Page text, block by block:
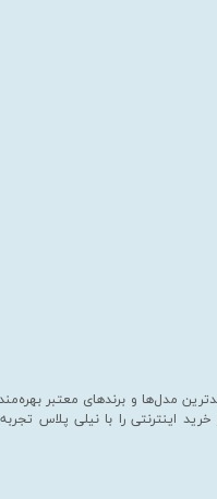
مدل‌ها و برندهای معتبر
اینترنتی را با نیلی پلاس تجربه